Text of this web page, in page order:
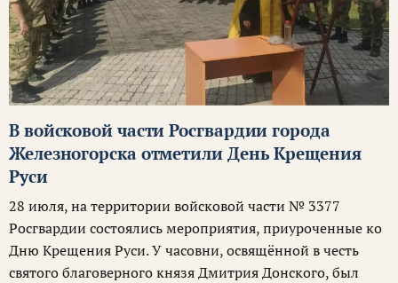
В войсковой части Росгвардии города
Железногорска отметили День Крещения
Руси
28 июля, на территории войсковой части № 3377
Росгвардии состоялись мероприятия, приуроченные ко
Дню Крещения Руси. У часовни, освящённой в честь
святого благоверного князя Дмитрия Донского, был